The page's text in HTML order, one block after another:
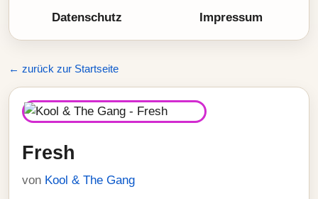
Datenschutz Impressum
← zurück zur Startseite
Fresh
von Kool & The Gang